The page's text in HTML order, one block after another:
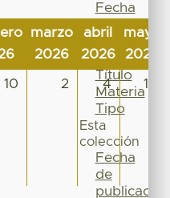
marzo
2026
abril
2026
mayo
2026
10 2 4 14
Fecha
de
publicación
Autor
Título
Materia
Tipo
Esta
colección
Fecha
de
publicación